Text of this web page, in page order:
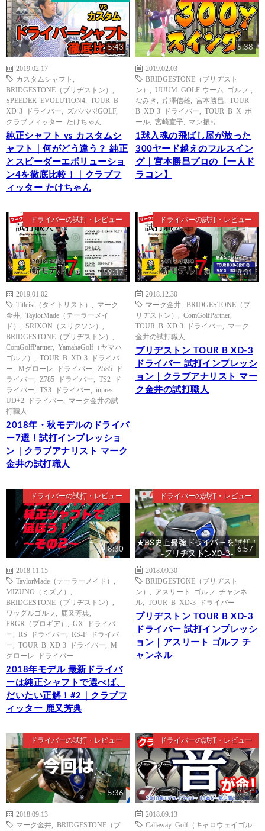
5:43
2019.02.17
カスタムシャフト
BRIDGESTONE（ブリヂストン）
SPEEDER EVOLUTION4
TOUR B
XD-3 ドライバー
ズバババ!GOLF,
クラブフィッター たけちゃん
純正シャフト vs カスタムシ
ャフト｜何がどう違う？ 純正
とスピーダーエボリューショ
ン4を徹底比較！｜クラブフ
ィッター たけちゃん
5:38
2019.02.03
BRIDGESTONE（ブリヂスト
ン）
UUUM GOLF-ウーム ゴルフ-
なみき
芹澤信雄 宮本勝昌
TOUR
B XD-3 ドライバー
TOUR B X ボ
ール
宮崎宣子 マン振り
1球入魂の飛ばし屋が放った
300ヤード越えのフルスイン
グ｜宮本勝昌プロの【一人ド
ラコン】
ドライバーの試打・レビュー
59:37
2019.01.02
Titleist（タイトリスト）
マーク
金井
TaylorMade（テーラーメイ
ド）
SRIXON（スリクソン）
BRIDGESTONE（ブリヂストン）
ComGolfPartner
YamahaGolf（ヤマハ
ゴルフ）
TOUR B XD-3 ドライバ
ー
Mグローレ ドライバー
Z585 ド
ライバー
Z785 ドライバー
TS2 ド
ライバー
TS3 ドライバー
inpres
UD+2 ドライバー
マーク金井の試
打職人
2018年・秋モデルのドライバ
ー7選！試打インプレッショ
ン｜クラブアナリスト マーク
金井の試打職人
ドライバーの試打・レビュー
8:31
2018.12.30
マーク金井
BRIDGESTONE（ブ
リヂストン）
ComGolfPartner
TOUR B XD-3 ドライバー
マーク
金井の試打職人
ブリヂストン TOUR B XD-3
ドライバー 試打インプレッシ
ョン｜クラブアナリスト マー
ク金井の試打職人
ドライバーの試打・レビュー
8:30
2018.11.15
TaylorMade（テーラーメイド）
MIZUNO（ミズノ）
BRIDGESTONE（ブリヂストン）
ワッグルゴルフ
鹿又芳典
PRGR（プロギア）
GX ドライバ
ー
RS ドライバー
RS-F ドライバ
ー
TOUR B XD-3 ドライバー
M
グローレ ドライバー
2018年モデル 最新ドライバ
ーは純正シャフトで選べば、
だいたい正解！#2｜クラブフ
ィッター 鹿又芳典
ドライバーの試打・レビュー
6:57
2018.09.30
BRIDGESTONE（ブリヂスト
ン）
アスリート ゴルフ チャンネ
ル
TOUR B XD-3 ドライバー
ブリヂストン TOUR B XD-3
ドライバー 試打インプレッシ
ョン｜アスリート ゴルフ チ
ャンネル
ドライバーの試打・レビュー
5:36
2018.09.13
マーク金井
BRIDGESTONE（ブ
ドライバーの試打・レビュー
0:51
2018.09.13
Callaway Golf（キャロウェイゴル